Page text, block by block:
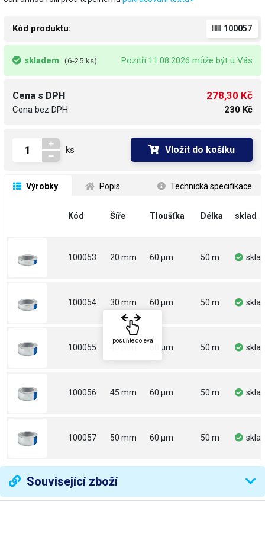
Kód produktu: 100057
skladem (6-25 ks) Pozítří 11.08.2026 může být u Vás
Cena s DPH
Cena bez DPH
278,30 Kč
230 Kč
ks Vložit do košíku
Výrobky Popis Technická specifikace
Kód Šíře Tloušťka Délka sklad
100053 20 mm 60 µm 50 m
100054 30 mm 60 µm 50 m
100055 60 µm 50 m
100056 45 mm 60 µm 50 m
100057 50 mm 60 µm 50 m
posuňte doleva
Související zboží